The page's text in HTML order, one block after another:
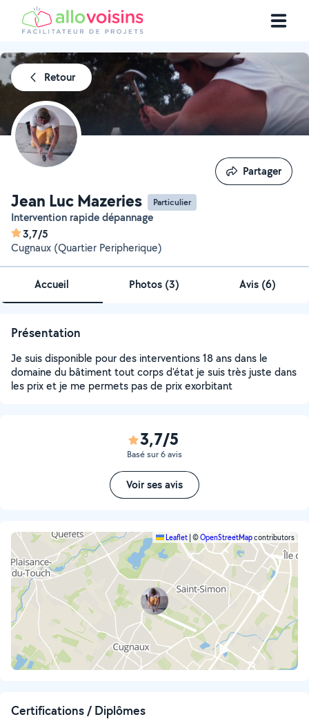
Retour
Jean Luc Mazeries Particulier
Intervention rapide dépannage
3,7/5
Cugnaux (Quartier Peripherique)
Partager
Partager
Accueil Photos (3) Avis (6)
Présentation
Je suis disponible pour des interventions 18 ans dans le
domaine du bâtiment tout corps d'état je suis très juste dans
les prix et je me permets pas de prix exorbitant
3,7/5
Basé sur 6 avis
Voir ses avis
Leaflet ©OpenStreetMapcontributors
Certifications / Diplômes